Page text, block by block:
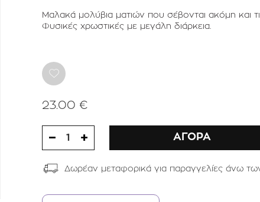
Μαλακά μολύβια ματιών που σέβονται ακόμη και
Φυσικές χρωστικές με μεγάλη διάρκεια.
23.00 €
1 ΑΓΟΡΑ
Δωρέαν μεταφορικά για παραγγελίες άνω